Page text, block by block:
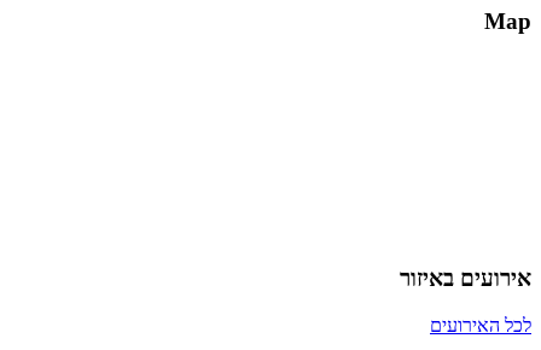
Map
אירועים באיזור
לכל האירועים